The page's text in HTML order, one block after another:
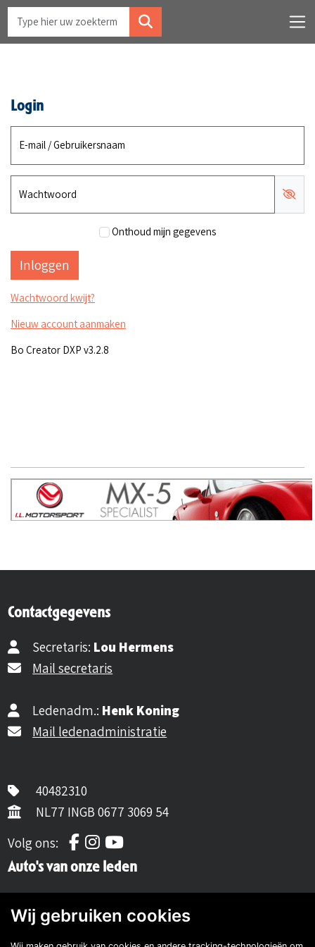
Login
E-mail / Gebruikersnaam
Wachtwoord
Onthoud mijn gegevens
Wachtwoord kwijt?
Nieuw account aanmaken
Bo Creator DXP v3.2.8
Contactgegevens
Secretaris: Lou Hermens
Mail secretaris
Ledenadm.: Henk Koning
Mail ledenadministratie
40482310
NL77 INGB 0677 3069 54
Volg ons:
Volg ons op Facebook
Volg ons op Instagram
Volg ons op YouTube
Auto's van onze leden
Wij gebruiken cookies